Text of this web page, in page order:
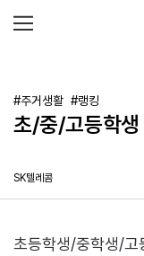
#주거생활 #랭킹
초/중/고등학
SK텔레콤
초등학생/중학생/고